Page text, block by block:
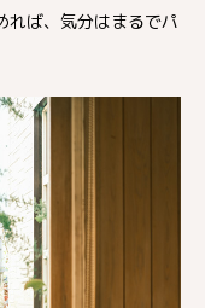
れば、気分はまるでパ